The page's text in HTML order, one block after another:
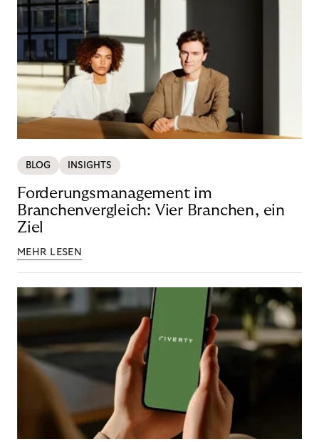
BLOG INSIGHTS
Forderungsmanagement im
Branchenvergleich: Vier Branchen, ein
Ziel
MEHR LESEN